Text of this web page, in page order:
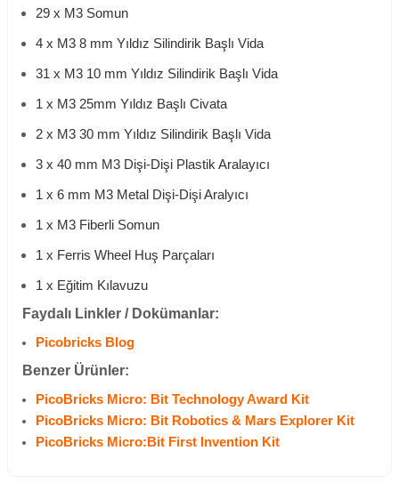
29 x M3 Somun
4 x M3 8 mm Yıldız Silindirik Başlı Vida
31 x M3 10 mm Yıldız Silindirik Başlı Vida
1 x M3 25mm Yıldız Başlı Civata
2 x M3 30 mm Yıldız Silindirik Başlı Vida
3 x 40 mm M3 Dişi-Dişi Plastik Aralayıcı
1 x 6 mm M3 Metal Dişi-Dişi Aralyıcı
1 x M3 Fiberli Somun
1 x Ferris Wheel Huş Parçaları
1 x Eğitim Kılavuzu
Faydalı Linkler / Dokümanlar:
Picobricks Blog
Benzer Ürünler:
PicoBricks Micro: Bit Technology Award Kit
PicoBricks Micro: Bit Robotics & Mars Explorer Kit
PicoBricks Micro:Bit First Invention Kit